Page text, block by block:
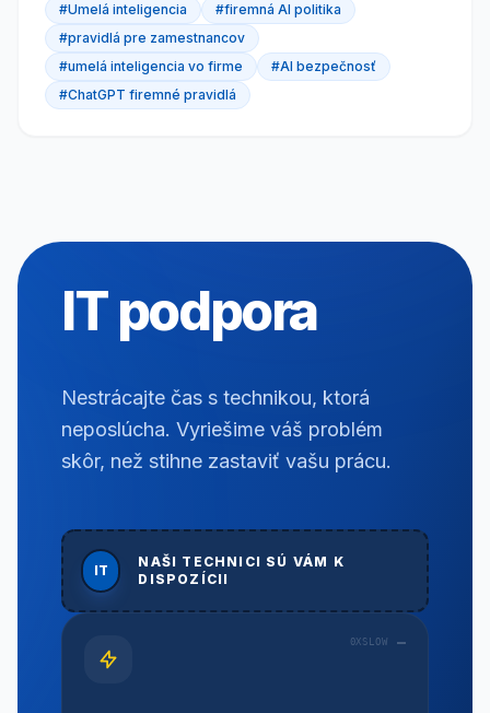
#Umelá inteligencia
#firemná AI politika
#pravidlá pre zamestnancov
#umelá inteligencia vo firme
#AI bezpečnosť
#ChatGPT firemné pravidlá
IT podpora
Nestrácajte čas s technikou, ktorá
neposlúcha. Vyriešime váš problém
skôr, než stihne zastaviť vašu prácu.
IT
NAŠI TECHNICI SÚ VÁM K
DISPOZÍCII
0XSLOW